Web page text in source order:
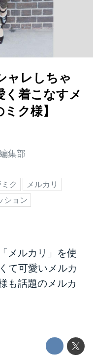
ャレしちゃ
く着こなすメ
ク様】
集部
ク
メルカリ
ション
メルカリ」を使
て可愛いメルカ
も話題のメルカ